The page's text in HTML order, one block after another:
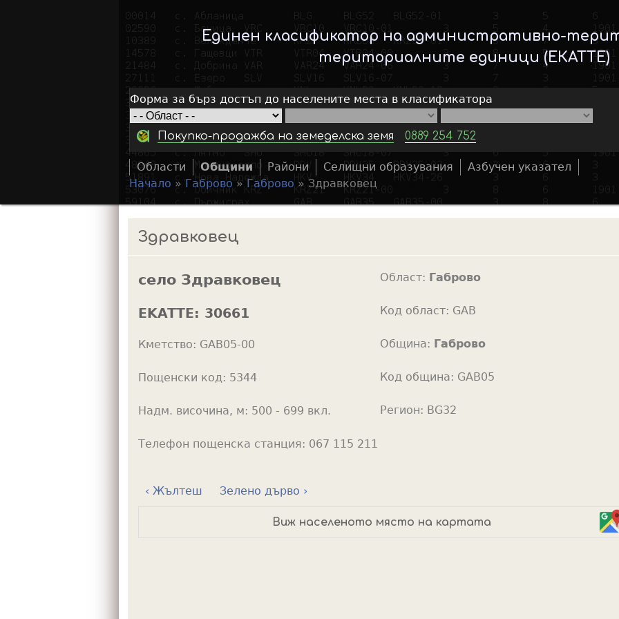
Skip
to
main
Единен класификатор на административно-
териториалните единици (ЕКАТТЕ)
Форма за бърз достъп до населените места в класификатора
Покупко-продажба на земеделска земя 0889 254 752
a
c
Области Общини Райони Селищни образувания Азбучен указател
o
u
Начало »Габрово » Габрово» Здравковец
Здравковец
село Здравковец
EKATTE: 30661
Кметство: GAB05-00
Пощенски код: 5344
Надм. височина, м: 500 - 699 вкл.
Област: Габрово
Код област: GAB
Община: Габрово
Код община: GAB05
Регион: BG32
Телефон пощенска станция: 067 115 211
‹ Жълтеш Зелено дърво ›
Виж населеното място на картата